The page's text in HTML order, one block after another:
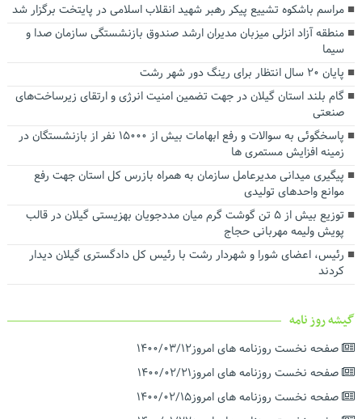
رضایت بازنشستگان و بهبود معیشت و تکریم آنها سرلوحه اهداف
سازمانی است
توسعه شبکه ریلی بندر کاسپین برای افزایش ظرفیت ترانزیتی در دستور
کار قرار گرفت
تفاهم‌نامه همکاری میان سازمان منطقه آزاد انزلی و شرکت ملی پست
جمهوری اسلامی ایران امضا شد
مراسم باشکوه تشییع پیکر رهبر شهید انقلاب اسلامی در پایتخت برگزار شد
منطقه آزاد انزلی میزبان مدیران ارشد صندوق بازنشستگی سازمان صدا و
سیما
پایان ۲۰ سال انتظار برای رینگ دور شهر رشت
گام بلند استان گیلان در جهت تضمین امنیت انرژی و ارتقای زیرساخت‌های
صنعتی
پاسخگوئی به سوالات و رفع ابهامات بیش از ۱۵۰۰۰ نفر از بازنشستگان در
زمینه افزایش مستمری ها
پیگیری میدانی مدیرعامل سازمان به همراه بازرس کل استان جهت رفع
موانع واحدهای تولیدی
توزیع بیش از ۵ تن گوشت گرم میان مددجویان بهزیستی گیلان در قالب
پویش ولیمه مهربانی حجاج
رئیس، اعضای شورا و شهردار رشت با رئیس‌ کل دادگستری گیلان دیدار
کردند ‌
گیشه روز نامه
صفحه نخست روزنامه های امروز۱۴۰۰/۰۳/۱۲
صفحه نخست روزنامه های امروز۱۴۰۰/۰۲/۲۱
صفحه نخست روزنامه های امروز۱۴۰۰/۰۲/۱۵